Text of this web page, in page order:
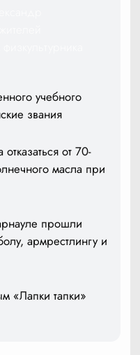
учебного
звания
от 70-
масла при
прошли
армрестлингу и
«Лапки тапки»